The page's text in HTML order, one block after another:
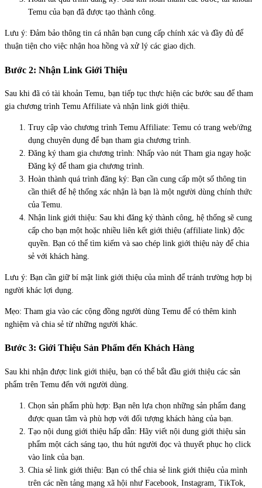
Temu của bạn đã được tạo thành công.
Lưu ý: Đảm bảo thông tin cá nhân bạn cung cấp chính xác và đầy đủ để
thuận tiện cho việc nhận hoa hồng và xử lý các giao dịch.
Bước 2: Nhận Link Giới Thiệu
Sau khi đã có tài khoản Temu, bạn tiếp tục thực hiện các bước sau để tham
gia chương trình Temu Affiliate và nhận link giới thiệu.
Truy cập vào chương trình Temu Affiliate: Temu có trang web/ứng
dụng chuyên dụng để bạn tham gia chương trình.
Đăng ký tham gia chương trình: Nhấp vào nút Tham gia ngay hoặc
Đăng ký để tham gia chương trình.
Hoàn thành quá trình đăng ký: Bạn cần cung cấp một số thông tin
cần thiết để hệ thống xác nhận là bạn là một người dùng chính thức
của Temu.
Nhận link giới thiệu: Sau khi đăng ký thành công, hệ thống sẽ cung
cấp cho bạn một hoặc nhiều liên kết giới thiệu (affiliate link) độc
quyền. Bạn có thể tìm kiếm và sao chép link giới thiệu này để chia
sẻ với khách hàng.
Lưu ý: Bạn cần giữ bí mật link giới thiệu của mình để tránh trường hợp bị
người khác lợi dụng.
Mẹo: Tham gia vào các cộng đồng người dùng Temu để có thêm kinh
nghiệm và chia sẻ từ những người khác.
Bước 3: Giới Thiệu Sản Phẩm đến Khách Hàng
Sau khi nhận được link giới thiệu, bạn có thể bắt đầu giới thiệu các sản
phẩm trên Temu đến với người dùng.
Chọn sản phẩm phù hợp: Bạn nên lựa chọn những sản phẩm đang
được quan tâm và phù hợp với đối tượng khách hàng của bạn.
Tạo nội dung giới thiệu hấp dẫn: Hãy viết nội dung giới thiệu sản
phẩm một cách sáng tạo, thu hút người đọc và thuyết phục họ click
vào link của bạn.
Chia sẻ link giới thiệu: Bạn có thể chia sẻ link giới thiệu của mình
trên các nền tảng mạng xã hội như Facebook, Instagram, TikTok,